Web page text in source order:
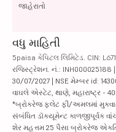
જાહેરાતો
વધુ માહિતી
5paisa કેપિટલ લિમિટેડ. CIN:
રજિસ્ટ્રેશન. નં.: INH000025188 |
30/07/2027 | NSE મેમ્બર id:
વાઘલે એસ્ટેટ, થાણે, મહારાષ્ટ્ર -
*બ્રોકરેજ ફ્લેટ ફી/અમલમાં
સંબંધિત ડૉક્યૂમેન્ટ કાળજીપૂર્વક
શેર મહત્તમ 25 પૈસા બ્રોકરેજ